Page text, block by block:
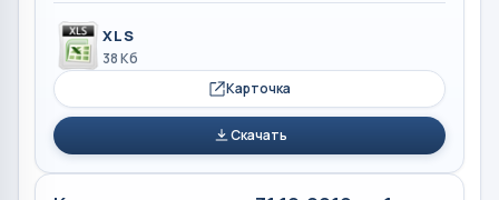
XLS
38 Кб
Карточка
Скачать